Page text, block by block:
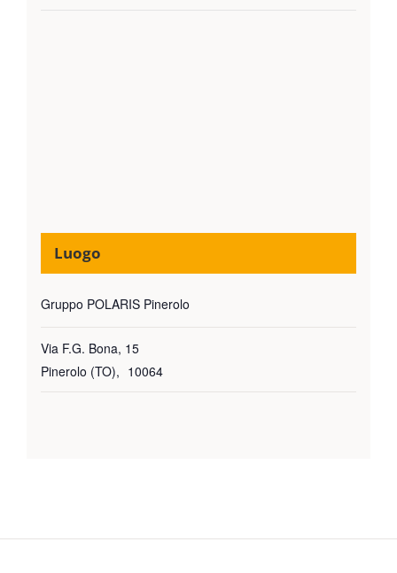
Luogo
Gruppo POLARIS Pinerolo
Via F.G. Bona, 15
Pinerolo (TO), 10064